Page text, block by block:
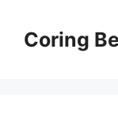
contentCoring